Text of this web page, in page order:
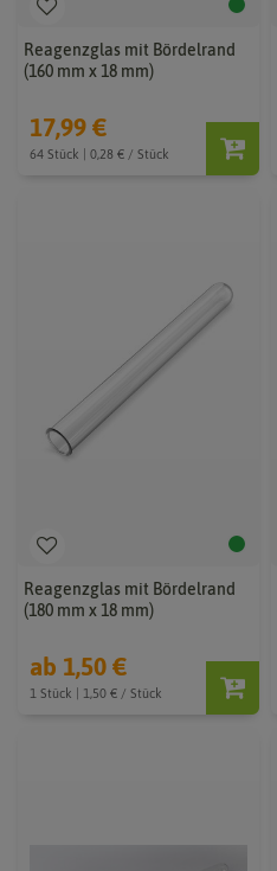
Reagenzglas mit Bördelrand
(160 mm x 18 mm)
17,99 €
64 Stück | 0,28 € / Stück
Reagenzglas mit Bördelrand
(180 mm x 18 mm)
ab 1,50 €
1 Stück | 1,50 € / Stück